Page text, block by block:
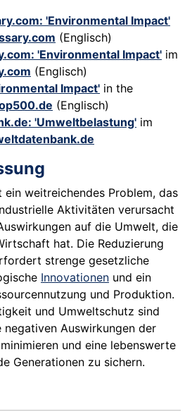
'Environmental Impact'
(Englisch)
'Environmental Impact' im
(Englisch)
Impact' in the
(Englisch)
'Umweltbelastung' im
ein weitreichendes Problem, das
Aktivitäten verursacht
auf die Umwelt, die
hat. Die Reduzierung
strenge gesetzliche
Innovationen und ein
und Produktion.
und Umweltschutz sind
negativen Auswirkungen der
und eine lebenswerte
Generationen zu sichern.